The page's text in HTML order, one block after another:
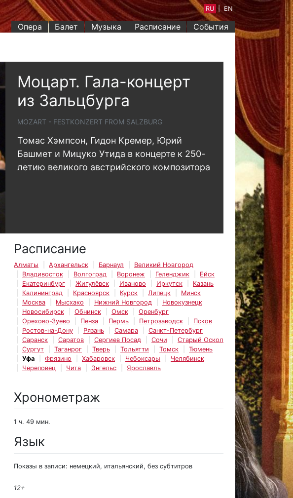
Опера Балет Музыка Расписание События
RU EN
Моцарт. Гала-концерт
из Зальцбурга
MOZART - FESTKONZERT FROM SALZBURG
Томас Хэмпсон, Гидон Кремер, Юрий
Башмет и Мицуко Утида в концерте к 250-
летию великого австрийского композитора
Расписание
Алматы Архангельск Барнаул
Великий Новгород
Владивосток
Волгоград Воронеж Геленджик
Ейск
Екатеринбург
Жигулёвск Иваново Иркутск
Казань
Калининград
Красноярск Курск Липецк
Минск
Москва
Мысхако Нижний Новгород
Новокузнецк
Новосибирск
Обнинск Омск
Оренбург
Орехово-Зуево
Пенза Пермь Петрозаводск
Псков
Ростов-на-Дону
Рязань Самара
Санкт-Петербург
Саранск
Саратов Сергиев Посад Сочи
Старый Оскол
Сургут
Таганрог Тверь Тольятти Томск
Тюмень
Уфа
Фрязино Хабаровск Чебоксары
Челябинск
Череповец
Чита Энгельс Ярославль
Хронометраж
1 ч. 49 мин.
Язык
Показы в записи: немецкий, итальянский, без субтитров
12+